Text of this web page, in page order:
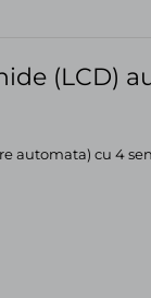
(LCD)
automata) cu 4